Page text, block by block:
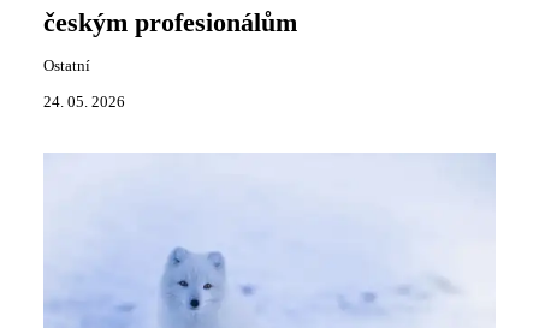
českým profesionálům
Ostatní
24. 05. 2026